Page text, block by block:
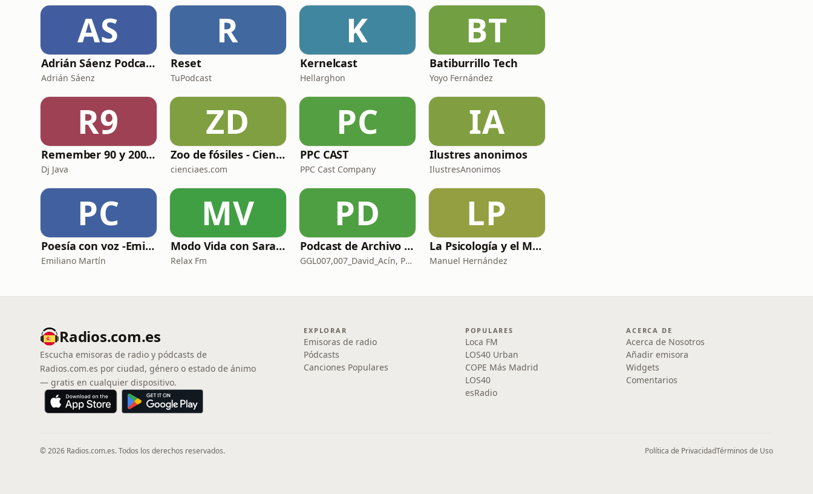
AS
Adrián Sáenz Podcast
Adrián Sáenz
R
Reset
TuPodcast
K
Kernelcast
Hellarghon
BT
Batiburrillo Tech
Yoyo Fernández
R9
Remember 90 y 2000 en PLAY WITH ME by Dj Java
Dj Java
ZD
Zoo de fósiles - Cienciaes.com
cienciaes.com
PC
PPC CAST
PPC Cast Company
IA
Ilustres anonimos
IlustresAnonimos
PC
Poesía con voz -Emiliano Martín- Podcasts
Emiliano Martín
MV
Modo Vida con Sara Manzaneque
Relax Fm
PD
Podcast de Archivo 007
GGL007,007_David_Acín, Pablo_Ortega, 58, AlbertoBond y Claalc
LP
La Psicología y el Modelo Parcuve®
Manuel Hernández
Radios.com.es
Escucha emisoras de radio y pódcasts de
Radios.com.es por ciudad, género o estado de ánimo
— gratis en cualquier dispositivo.
EXPLORAR
Emisoras de radio
Pódcasts
Canciones Populares
POPULARES
Loca FM
LOS40 Urban
COPE Más Madrid
LOS40
esRadio
ACERCA DE
Acerca de Nosotros
Añadir emisora
Widgets
Comentarios
© 2026 Radios.com.es. Todos los derechos reservados. Política de PrivacidadTérminos de Uso